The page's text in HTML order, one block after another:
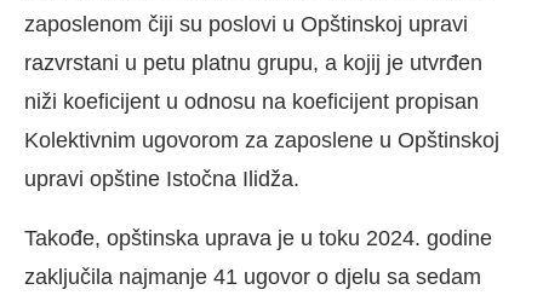
zaposlenom čiji su poslovi u Opštinskoj upravi
razvrstani u petu platnu grupu, a kojij je utvrđen
niži koeficijent u odnosu na koeficijent propisan
Kolektivnim ugovorom za zaposlene u Opštinskoj
upravi opštine Istočna Ilidža.
Takođe, opštinska uprava je u toku 2024. godine
zaključila najmanje 41 ugovor o djelu sa sedam